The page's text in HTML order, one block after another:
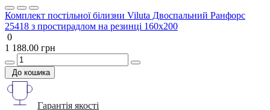
Комплект постільної білизни Viluta Двоспальний Ранфорс
25418 з простирадлом на резинці 160х200
0
1 188.00 грн
До кошика
Гарантія якості